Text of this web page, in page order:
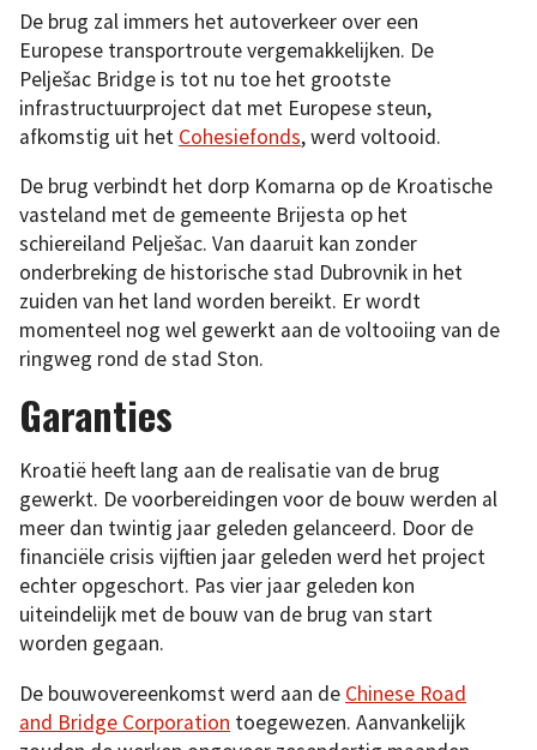
De brug zal immers het autoverkeer over een
Europese transportroute vergemakkelijken. De
Pelješac Bridge is tot nu toe het grootste
infrastructuurproject dat met Europese steun,
afkomstig uit het Cohesiefonds, werd voltooid.
De brug verbindt het dorp Komarna op de Kroatische
vasteland met de gemeente Brijesta op het
schiereiland Pelješac. Van daaruit kan zonder
onderbreking de historische stad Dubrovnik in het
zuiden van het land worden bereikt. Er wordt
momenteel nog wel gewerkt aan de voltooiing van de
ringweg rond de stad Ston.
Garanties
Kroatië heeft lang aan de realisatie van de brug
gewerkt. De voorbereidingen voor de bouw werden al
meer dan twintig jaar geleden gelanceerd. Door de
financiële crisis vijftien jaar geleden werd het project
echter opgeschort. Pas vier jaar geleden kon
uiteindelijk met de bouw van de brug van start
worden gegaan.
De bouwovereenkomst werd aan de Chinese Road
and Bridge Corporation toegewezen. Aanvankelijk